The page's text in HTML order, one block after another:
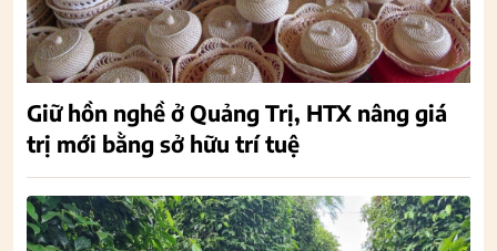
Giữ hồn nghề ở Quảng Trị, HTX nâng giá
trị mới bằng sở hữu trí tuệ